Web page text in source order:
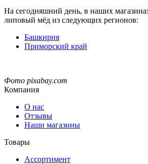
На сегодняшний день, в наших
липовый мёд из следующих регионов:
Башкирия
Приморский край
Фото pixabay.com
Компания
О нас
Отзывы
Наши магазины
Товары
Ассортимент